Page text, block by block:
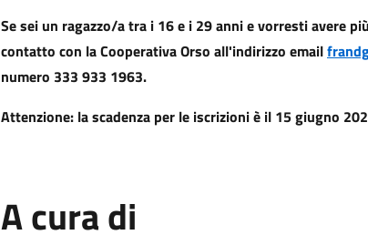
Se sei un ragazzo/a tra i 16 e i 29 anni e vorresti avere
contatto con la Cooperativa Orso all'indirizzo email
numero 333 933 1963.
Attenzione: la scadenza per le iscrizioni è il 15 giugno
A cura di